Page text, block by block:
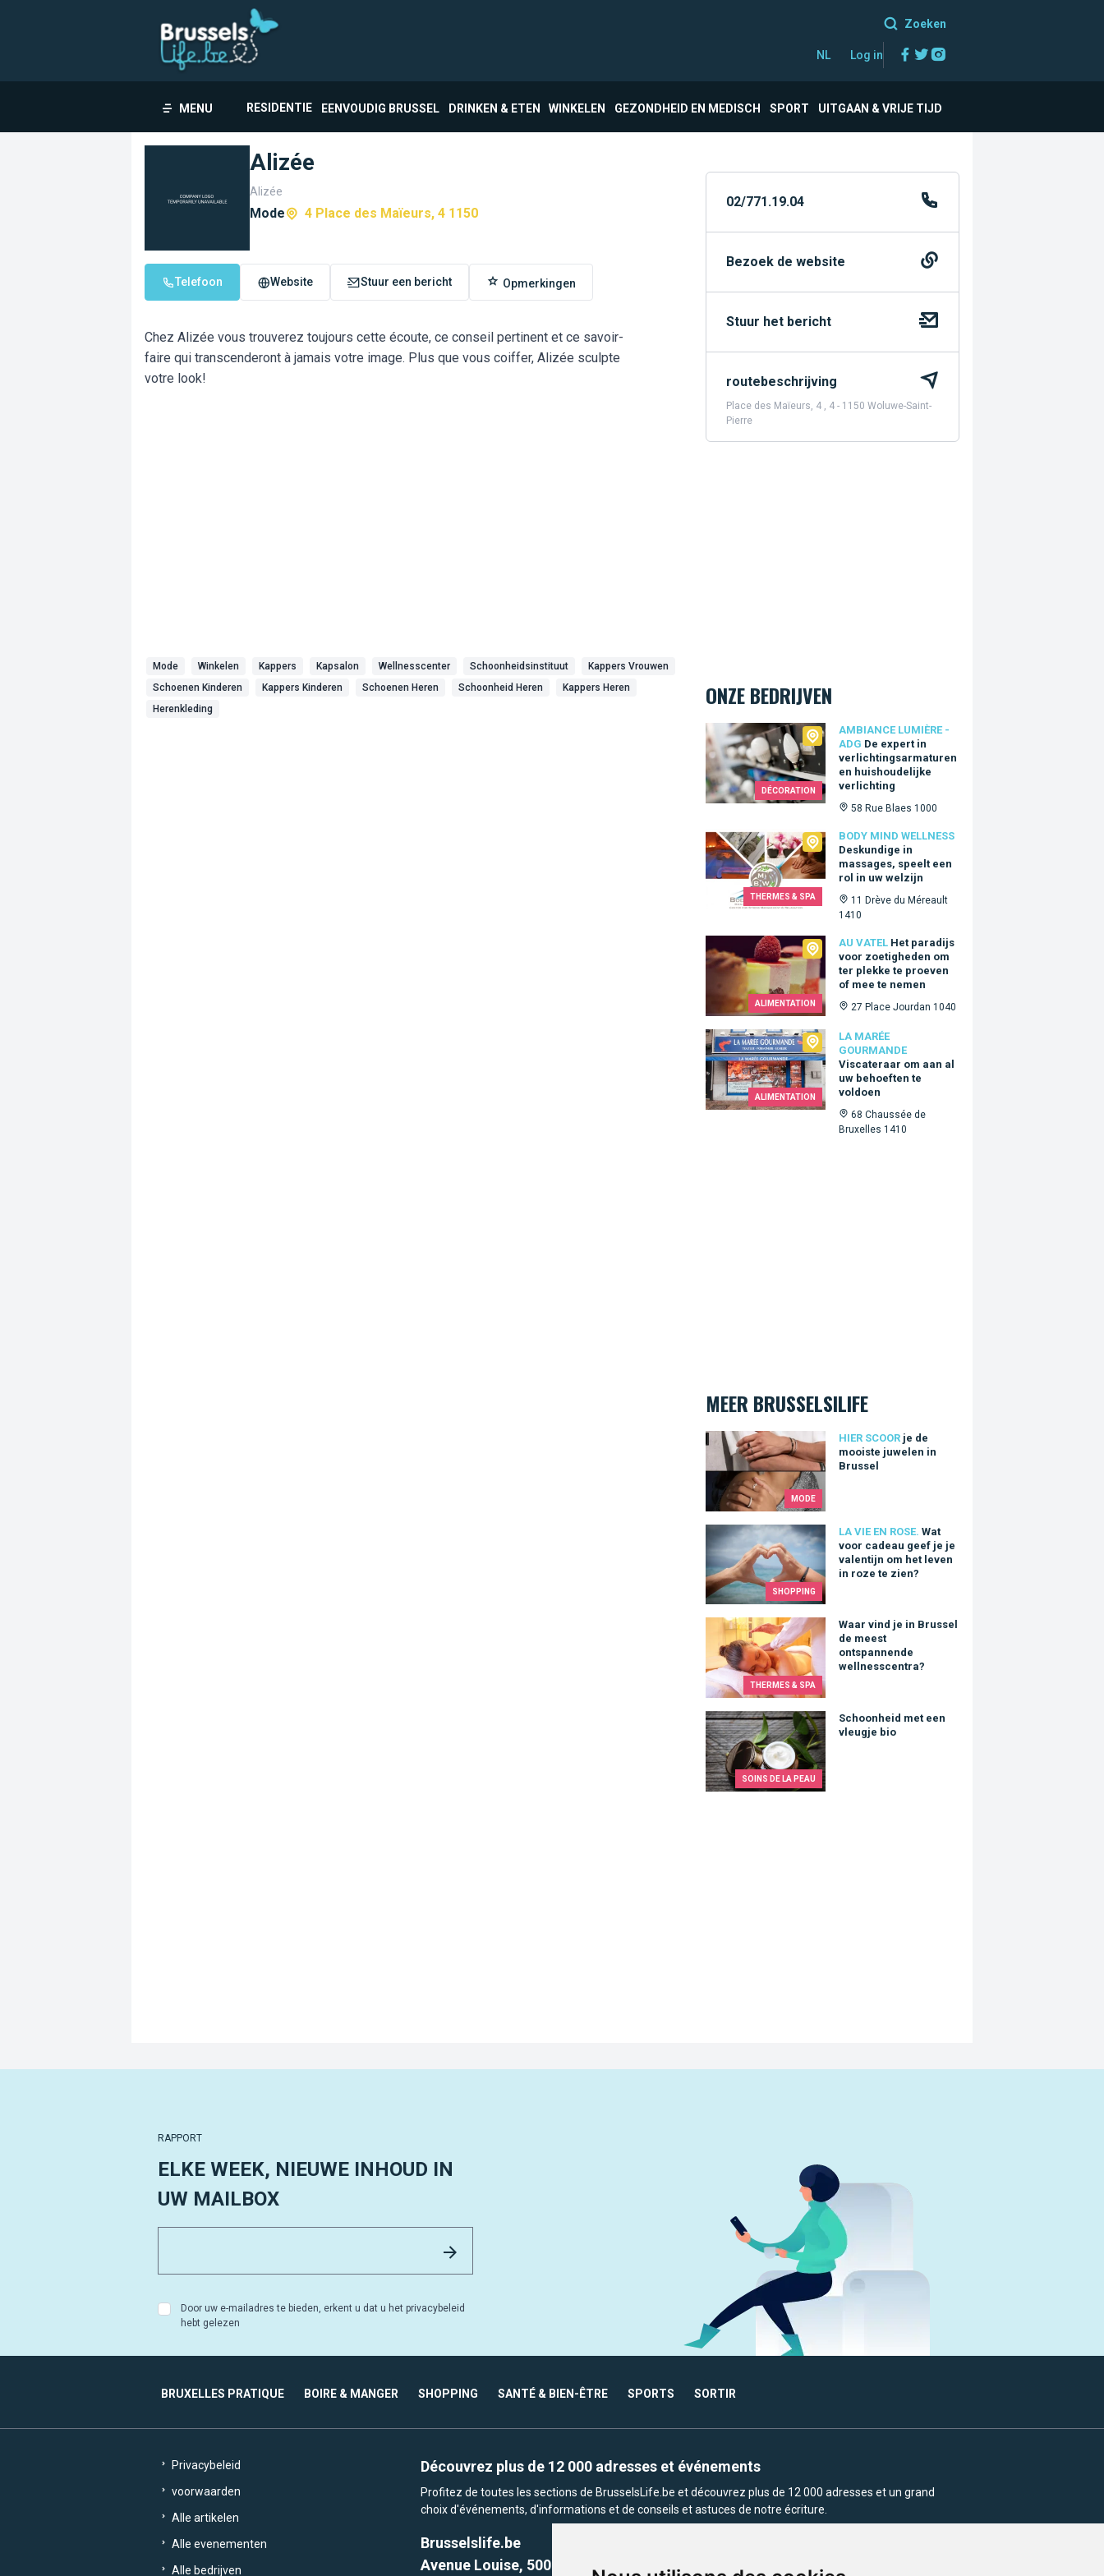
Zoeken
NL Log in Facebook
Twitter
MENU RESIDENTIE EENVOUDIG BRUSSEL DRINKEN & ETEN WINKELEN GEZONDHEID EN MEDISCH SPORT UITGAAN & VRIJE TIJD
Alizée
Alizée
Mode 4 Place des Maïeurs, 4 1150
Telefoon Website Stuur een bericht Opmerkingen
Chez Alizée vous trouverez toujours cette écoute, ce conseil pertinent et ce savoir-
faire qui transcenderont à jamais votre image. Plus que vous coiffer, Alizée sculpte
votre look!
Mode Winkelen Kappers Kapsalon Wellnesscenter Schoonheidsinstituut
Kappers Vrouwen
Schoenen Kinderen
Kappers Kinderen Schoenen Heren Schoonheid Heren
Kappers Heren
Herenkleding
02/771.19.04
Bezoek de website
Stuur het bericht
routebeschrijving
Place des Maïeurs, 4 , 4 - 1150 Woluwe-Saint-
Pierre
ONZE BEDRIJVEN
DÉCORATION
AMBIANCE LUMIÈRE -
ADG De expert in
verlichtingsarmaturen
en huishoudelijke
verlichting
58 Rue Blaes 1000
Ambiance Lumière - ADG
THERMES & SPA
BODY MIND WELLNESS
Deskundige in
massages, speelt een
rol in uw welzijn
11 Drève du Méreault
1410
Body Mind Wellness
ALIMENTATION
AU VATEL Het paradijs
voor zoetigheden om
ter plekke te proeven
of mee te nemen
27 Place Jourdan 1040
Au Vatel
ALIMENTATION
LA MARÉE
GOURMANDE
Viscateraar om aan al
uw behoeften te
voldoen
68 Chaussée de
Bruxelles 1410
La Marée Gourmande
MEER BRUSSELSILIFE
MODE
HIER SCOOR je de
mooiste juwelen in
Brussel
je de mooiste juwelen in Brussel
SHOPPING
LA VIE EN ROSE. Wat
voor cadeau geef je je
valentijn om het leven
in roze te zien?
Wat voor cadeau geef je je valentijn om het leven in roze te zien?
THERMES & SPA
Waar vind je in Brussel
de meest
ontspannende
wellnesscentra?
Waar vind je in Brussel de meest ontspannende wellnesscentra?
SOINS DE LA PEAU
Schoonheid met een
vleugje bio
Schoonheid met een vleugje bio
RAPPORT
ELKE WEEK, NIEUWE INHOUD IN
UW MAILBOX
Door uw e-mailadres te bieden, erkent u dat u het privacybeleid
hebt gelezen
BRUXELLES PRATIQUE BOIRE & MANGER SHOPPING SANTÉ & BIEN-ÊTRE SPORTS SORTIR
Privacybeleid
voorwaarden
Alle artikelen
Alle evenementen
Alle bedrijven
Découvrez plus de 12 000 adresses et événements
Profitez de toutes les sections de BrusselsLife.be et découvrez plus de 12 000 adresses et un grand
choix d'événements, d'informations et de conseils et astuces de notre écriture.
Brusselslife.be
Avenue Louise, 500 -1050 Ixelles, Brussels,